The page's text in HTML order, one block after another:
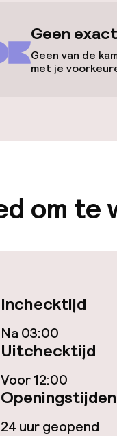
Geen
Geen van de
met je
om te
Inchecktijd
Na 03:00
Uitchecktijd
Voor 12:00
24 uur geopend